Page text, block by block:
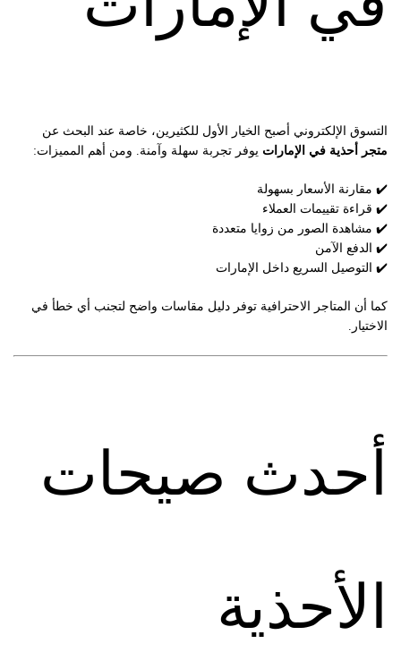
التسوق الإلكتروني أصبح الخيار الأول للكثيرين، خاصة عند البحث عن
متجر أحذية في الإمارات يوفر تجربة سهلة وآمنة. ومن أهم المميزات:
✔️ مقارنة الأسعار بسهولة
✔️ قراءة تقييمات العملاء
✔️ مشاهدة الصور من زوايا متعددة
✔️ الدفع الآمن
✔️ التوصيل السريع داخل الإمارات
كما أن المتاجر الاحترافية توفر دليل مقاسات واضح لتجنب أي خطأ في
الاختيار.
أحدث صيحات
الأحذية